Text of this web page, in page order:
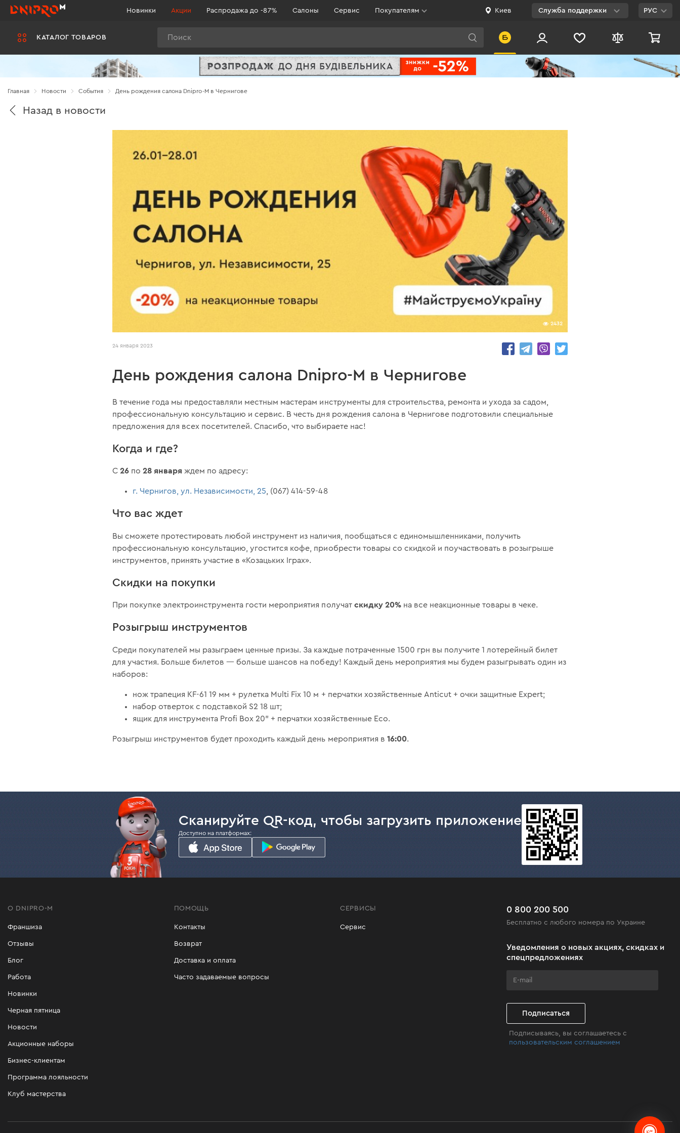
КАТАЛОГ ТОВАРОВ
Новинки Акции Распродажа до -87% Салоны Сервис Покупателям Киев Служба поддержки РУС
Главная Новости Cобытия День рождения салона Dnipro-M в Чернигове
Назад в новости
2432
24 января 2023
День рождения салона Dnipro-M в Чернигове
В течение года мы предоставляли местным мастерам инструменты для строительства, ремонта и ухода за садом,
профессиональную консультацию и сервис. В честь дня рождения салона в Чернигове подготовили специальные
предложения для всех посетителей. Спасибо, что выбираете нас!
Когда и где?
С26 по28 январяждем по адресу:
г. Чернигов, ул. Независимости, 25 , (067) 414-59-48
Что вас ждет
Вы сможете протестировать любой инструмент из наличия, пообщаться с единомышленниками, получить
профессиональную консультацию, угостится кофе, приобрести товары со скидкой и поучаствовать в розыгрыше
инструментов, принять участие в «Козацьких Іграх»‎.
Скидки на покупки
При покупке электроинструмента гости мероприятия получат скидку 20%на все неакционные товары в чеке.
Розыгрыш инструментов
Среди покупателей мы разыграем ценные призы. За каждые потраченные 1500 грн вы получите 1 лотерейный билет
для участия. Больше билетов — больше шансов на победу! Каждый день мероприятия мы будем разыгрывать один из
наборов:
нож трапеция КF-61 19 мм + рулетка Multi Fix 10 м + перчатки хозяйственные Anticut + очки защитные Expert;
набор отверток с подставкой S2 18 шт;
ящик для инструмента Profi Box 20" + перчатки хозяйственные Eco.
Розыгрыш инструментов будет проходить каждый день мероприятия в 16:00.
Сканируйте QR-код, чтобы загрузить приложение
Доступно на платформах:
О DNIPRO-M
Франшиза
Отзывы
Блог
Работа
Новинки
Черная пятница
Новости
Акционные наборы
Бизнес-клиентам
Программа лояльности
Клуб мастерства
ПОМОЩЬ
Контакты
Возврат
Доставка и оплата
Часто задаваемые вопросы
СЕРВИСЫ
Сервис
0 800 200 500
Бесплатно с любого номера по Украине
Уведомления о новых акциях, скидках и
спецпредложениях
Подписаться
Подписываясь, вы соглашаетесь с
пользовательским соглашением